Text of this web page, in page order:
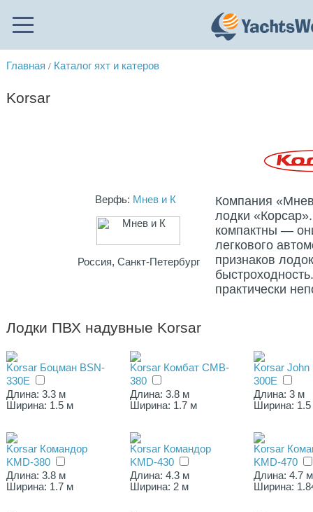
Главная / Каталог яхт и катеров
Korsar
Верфь: Мнев и К
Россия, Санкт-Петербург
Компания
лодки
компактны —
легкового
признаков
практически
Лодки ПВХ надувные Korsar
Korsar Боцман BSN-
330E
Длина: 3.3 м
Ширина: 1.5 м
Korsar Комбат CMB-
380
Длина: 3.8 м
Ширина: 1.7 м
Korsar John
300E
Длина: 3 м
Ширина:
Korsar Командор
KMD-380
Длина: 3.8 м
Ширина: 1.7 м
Korsar Командор
KMD-430
Длина: 4.3 м
Ширина: 2 м
Korsar
KMD-470
Длина: 4.7 м
Ширина: